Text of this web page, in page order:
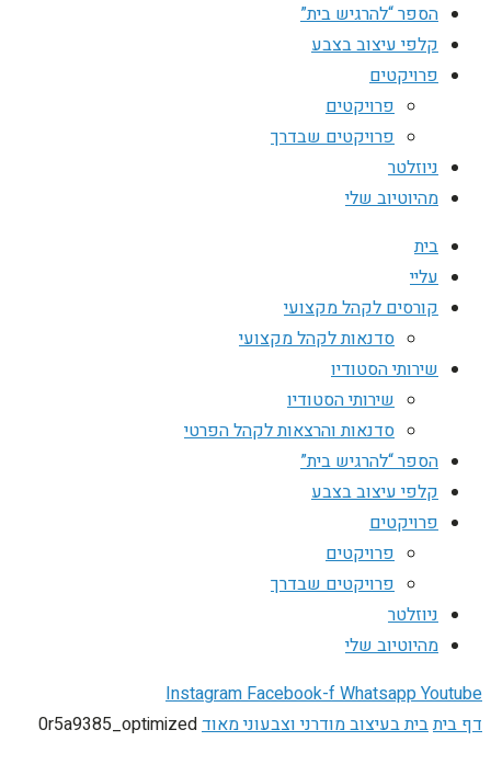
הספר “להרגיש בית”
קלפי עיצוב בצבע
פרויקטים
פרויקטים
פרויקטים שבדרך
ניוזלטר
מהיוטיוב שלי
בית
עליי
קורסים לקהל מקצועי
סדנאות לקהל מקצועי
שירותי הסטודיו
שירותי הסטודיו
סדנאות והרצאות לקהל הפרטי
הספר “להרגיש בית”
קלפי עיצוב בצבע
פרויקטים
פרויקטים
פרויקטים שבדרך
ניוזלטר
מהיוטיוב שלי
InstagramFacebook-fWhatsappYoutube
דף ביתבית בעיצוב מודרני וצבעוני מאוד0r5a9385_optimized